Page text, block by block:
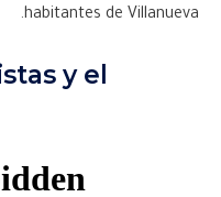
habitantes de Villanueva.
y el